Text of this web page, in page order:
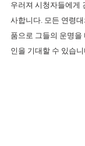
우러져 시청자들에게
사합니다. 모든 연령
품으로 그들의 운명
인을 기대할 수 있습